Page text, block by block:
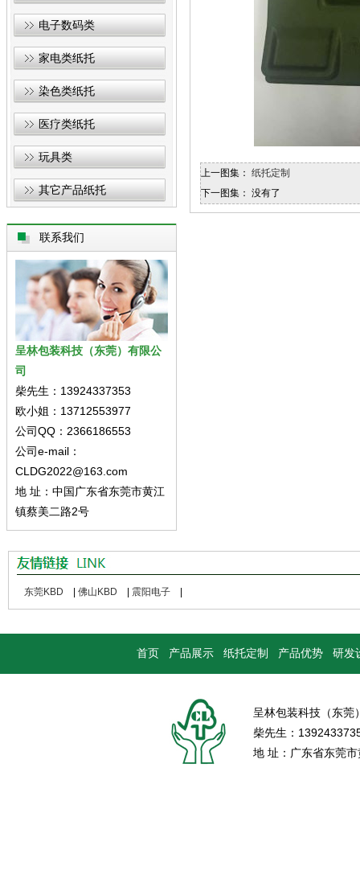
电子数码类
家电类纸托
染色类纸托
医疗类纸托
玩具类
其它产品纸托
联系我们
呈林包装科技（东莞）有限公
司
柴先生：13924337353
欧小姐：13712553977
公司QQ：2366186553
公司e-mail：
CLDG2022@163.com
地 址：中国广东省东莞市黄江
镇蔡美二路2号
上一图集： 纸托定制
下一图集： 没有了
东莞KBD 佛山KBD 震阳电子
首页 产品展示 纸托定制 产品优势 研发
呈林包装科技（东
柴先生：
地 址：广东省东莞